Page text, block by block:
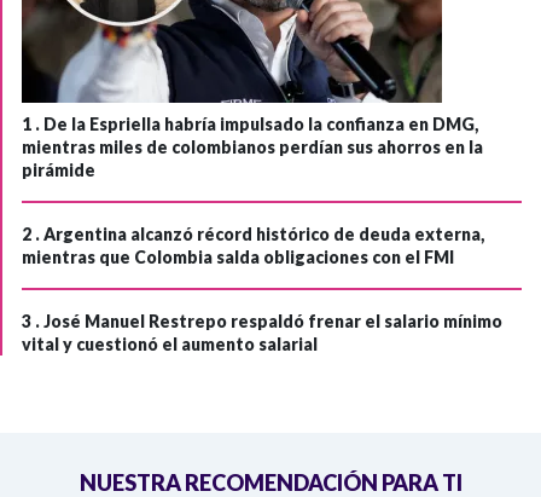
1 . De la Espriella habría impulsado la confianza en DMG,
mientras miles de colombianos perdían sus ahorros en la
pirámide
2 .Argentina alcanzó récord histórico de deuda externa,
mientras que Colombia salda obligaciones con el FMI
3 .José Manuel Restrepo respaldó frenar el salario mínimo
vital y cuestionó el aumento salarial
NUESTRA RECOMENDACIÓN PARA TI